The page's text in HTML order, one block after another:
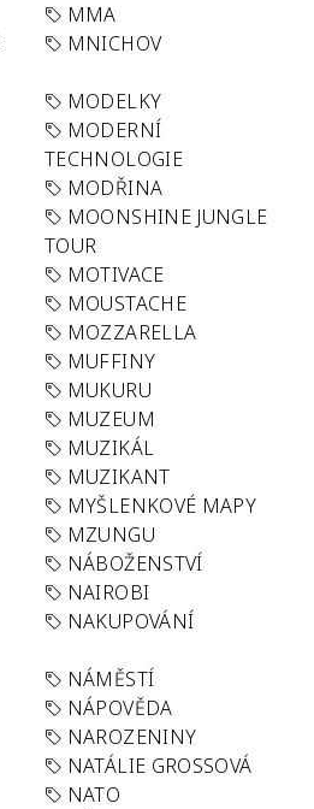
MMA
MNICHOV
MODELKY
MODERNÍ
TECHNOLOGIE
MODŘINA
MOONSHINE JUNGLE
TOUR
MOTIVACE
MOUSTACHE
MOZZARELLA
MUFFINY
MUKURU
MUZEUM
MUZIKÁL
MUZIKANT
MYŠLENKOVÉ MAPY
MZUNGU
NÁBOŽENSTVÍ
NAIROBI
NAKUPOVÁNÍ
NÁMĚSTÍ
NÁPOVĚDA
NAROZENINY
NATÁLIE GROSSOVÁ
NATO